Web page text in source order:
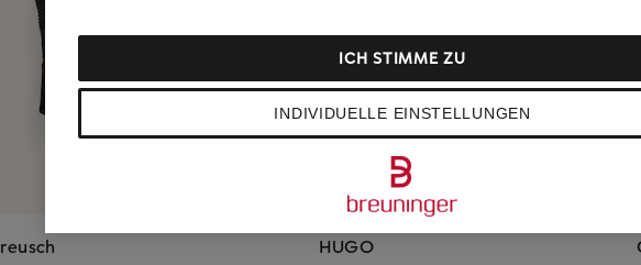
reusch
HUGO
INDIVIDUELLE EINSTELLUNGEN
ICH STIMME ZU